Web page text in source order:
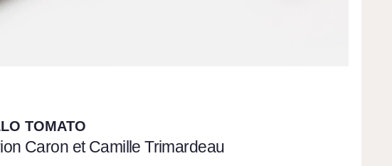
TOMATO
Caron et Camille Trimardeau